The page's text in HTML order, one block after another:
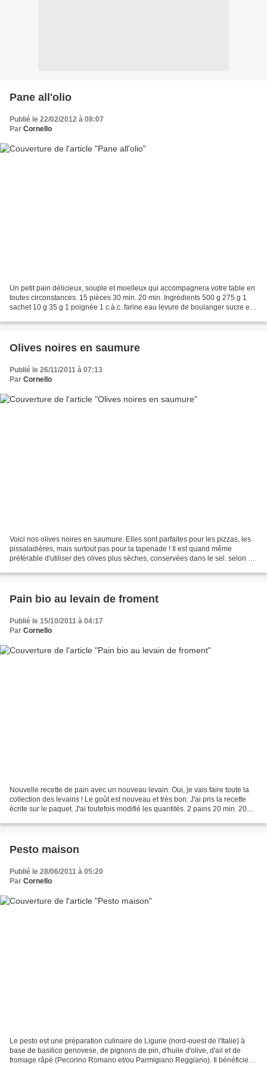
Pane all'olio
Publié le 22/02/2012 à 08:07
Par Cornello
Un petit pain délicieux, souple et moelleux qui accompagnera votre table en
toutes circonstances. 15 pièces 30 min. 20 min. Ingrédients 500 g 275 g 1
sachet 10 g 35 g 1 poignée 1 c.à.c. farine eau levure de boulanger sucre en
Olives noires en saumure
Publié le 26/11/2011 à 07:13
Par Cornello
Voici nos olives noires en saumure. Elles sont parfaites pour les pizzas, les
pissaladières, mais surtout pas pour la tapenade ! Il est quand même
préférable d'utiliser des olives plus sèches, conservées dans le sel. selon 10
Pain bio au levain de froment
Publié le 15/10/2011 à 04:17
Par Cornello
Nouvelle recette de pain avec un nouveau levain. Oui, je vais faire toute la
collection des levains ! Le goût est nouveau et très bon. J'ai pris la recette
écrite sur le paquet. J'ai toutefois modifié les quantités. 2 pains 20 min. 20
Pesto maison
Publié le 28/06/2011 à 05:20
Par Cornello
Le pesto est une préparation culinaire de Ligurie (nord-ouest de l'Italie) à
base de basilico genovese, de pignons de pin, d'huile d'olive, d'ail et de
fromage râpé (Pecorino Romano et/ou Parmigiano Reggiano). Il bénéficie